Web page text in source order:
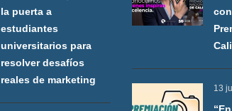
la puerta a
estudiantes
universitarios para
resolver desafíos
reales de marketing
13